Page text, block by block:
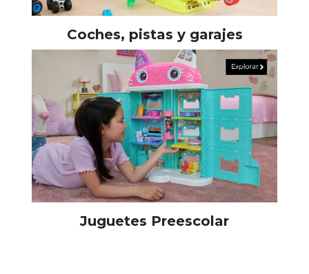
Coches, pistas y garajes
Juguetes Preescolar